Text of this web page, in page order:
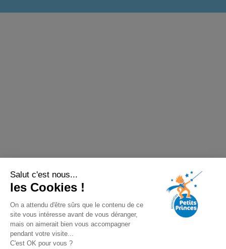
Salut c'est nous...
les Cookies !
On a attendu d'être sûrs que le contenu de ce
site vous intéresse avant de vous déranger,
mais on aimerait bien vous accompagner
pendant votre visite...
C'est OK pour vous ?